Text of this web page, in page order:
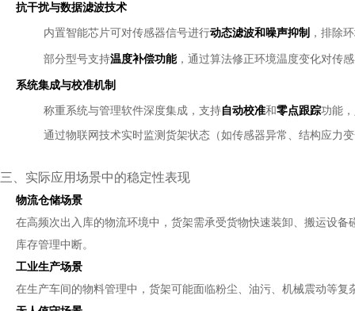
抗干扰与数据滤波技术
内置智能芯片可对传感器信号进行动态滤波和噪声抑制 ，排除
部分型号支持温度补偿功能，通过算法修正环境温度变化对传
系统集成与校准机制
称重系统与管理软件深度集成，支持自动校准和零点跟踪功能
通过物联网技术实时监测货架状态（如传感器异常、结构应力
三、实际应用场景中的稳定性表现
物流仓储场景
在高频次出入库的物流环境中，货架需承受货物快速装卸、搬运设
库存管理中断。
工业生产场景
在生产车间的物料管理中，货架可能面临粉尘、油污、机械震动等